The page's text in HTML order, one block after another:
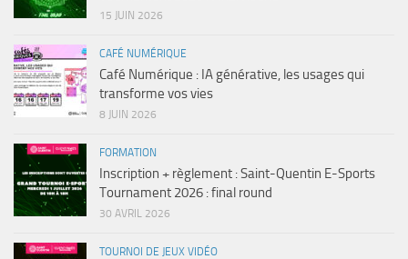
15 JUIN 2026
CAFÉ NUMÉRIQUE
Café Numérique : IA générative, les usages qui
transforme vos vies
8 JUIN 2026
FORMATION
Inscription + règlement : Saint-Quentin E-Sports
Tournament 2026 : final round
30 AVRIL 2026
TOURNOI DE JEUX VIDÉO